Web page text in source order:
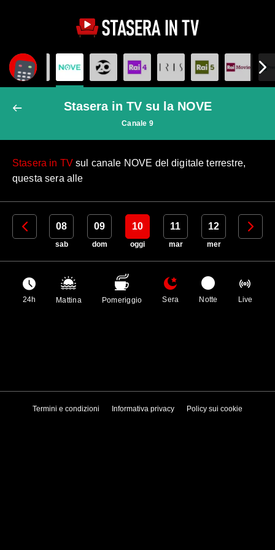
Stasera in TV su la NOVE
Canale 9
Stasera in TVsul canale NOVE del digitale terrestre,
questa sera alle
07 08
sab
09
dom
10
oggi
11
mar
12
mer
13
24h Mattina Pomeriggio Sera Notte Live
Termini e condizioni Informativa privacy Policy sui cookie